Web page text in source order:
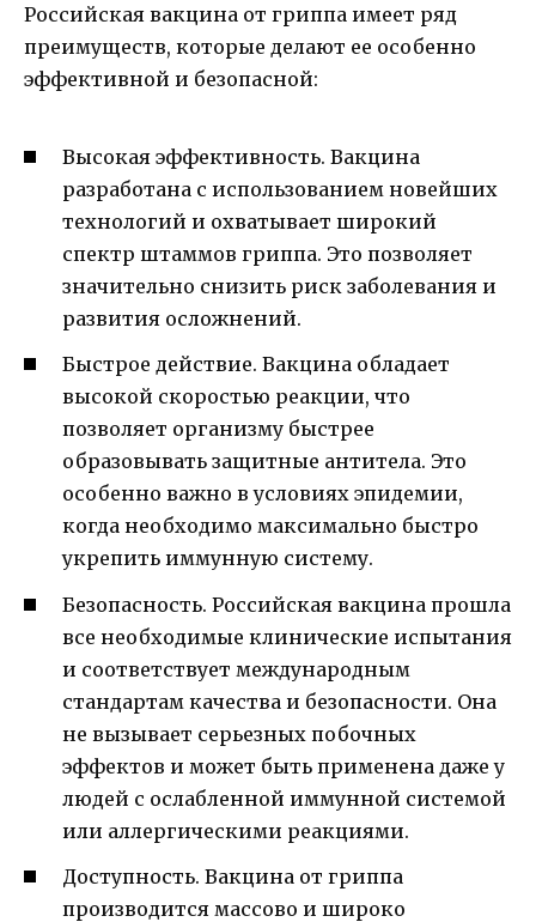
Российская вакцина от гриппа имеет ряд
преимуществ, которые делают ее особенно
эффективной и безопасной:
Высокая эффективность. Вакцина
разработана с использованием новейших
технологий и охватывает широкий
спектр штаммов гриппа. Это позволяет
значительно снизить риск заболевания и
развития осложнений.
Быстрое действие. Вакцина обладает
высокой скоростью реакции, что
позволяет организму быстрее
образовывать защитные антитела. Это
особенно важно в условиях эпидемии,
когда необходимо максимально быстро
укрепить иммунную систему.
Безопасность. Российская вакцина прошла
все необходимые клинические испытания
и соответствует международным
стандартам качества и безопасности. Она
не вызывает серьезных побочных
эффектов и может быть применена даже у
людей с ослабленной иммунной системой
или аллергическими реакциями.
Доступность. Вакцина от гриппа
производится массово и широко